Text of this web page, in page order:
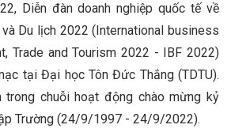
Diễn đàn doanh nghiệp quốc tế về
Du lịch 2022 (International business
Trade and Tourism 2022 - IBF 2022)
tại Đại học Tôn Đức Thắng (TDTU).
chuỗi hoạt động chào mừng kỷ
Trường (24/9/1997 - 24/9/2022).